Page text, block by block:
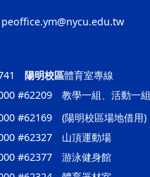
peoffice.ym@nycu.edu.tw
陽明校區體育室專線
#62209 教學一組、活動一組
#62169 (陽明校區場地借用)
#62327 山頂運動場
#62377 游泳健身館